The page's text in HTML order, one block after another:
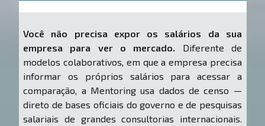
Você não precisa expor os salários da sua
empresa para ver o mercado. Diferente de
modelos colaborativos, em que a empresa precisa
informar os próprios salários para acessar a
comparação, a Mentoring usa dados de censo —
direto de bases oficiais do governo e de pesquisas
salariais de grandes consultorias internacionais.